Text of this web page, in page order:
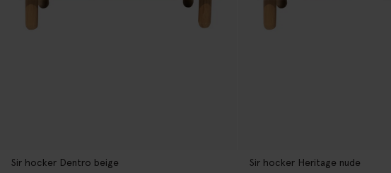
Sir hocker Dentro beige
Sir hocker Heritage nude